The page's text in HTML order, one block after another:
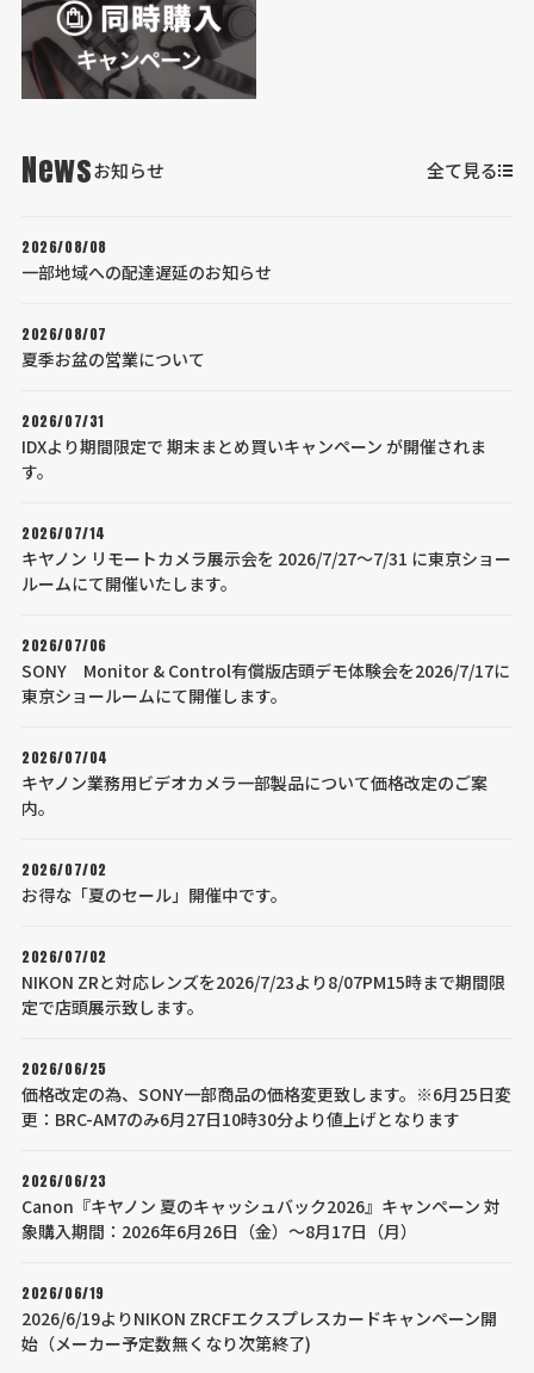
Newsお知らせ 全て見る
2026/08/08
一部地域への配達遅延のお知らせ
2026/08/07
夏季お盆の営業について
2026/07/31
IDXより期間限定で 期末まとめ買いキャンペーン が開催されま
す。
2026/07/14
キヤノン リモートカメラ展示会を 2026/7/27～7/31 に東京ショー
ルームにて開催いたします。
2026/07/06
SONY Monitor & Control有償版店頭デモ体験会を2026/7/17に
東京ショールームにて開催します。
2026/07/04
キヤノン業務用ビデオカメラ一部製品について価格改定のご案
内。
2026/07/02
お得な「夏のセール」開催中です。
2026/07/02
NIKON ZRと対応レンズを2026/7/23より8/07PM15時まで期間限
定で店頭展示致します。
2026/06/25
価格改定の為、SONY一部商品の価格変更致します。※6月25日変
更：BRC-AM7のみ6月27日10時30分より値上げとなります
2026/06/23
Canon『キヤノン 夏のキャッシュバック2026』キャンペーン 対
象購入期間：2026年6月26日（金）～8月17日（月）
2026/06/19
2026/6/19よりNIKON ZRCFエクスプレスカードキャンペーン開
始（メーカー予定数無くなり次第終了)